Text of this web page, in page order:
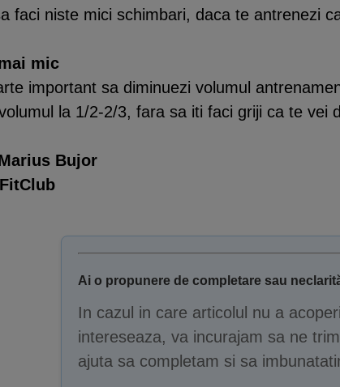
faci niste mici schimbari, daca te antrenezi
mic
important sa diminuezi volumul
la 1/2-2/3, fara sa iti faci griji ca te vei
Bujor
FitClub
Ai o propunere de completare sau
In cazul in care articolul nu a
intereseaza, va incurajam sa ne
ajuta sa completam si sa